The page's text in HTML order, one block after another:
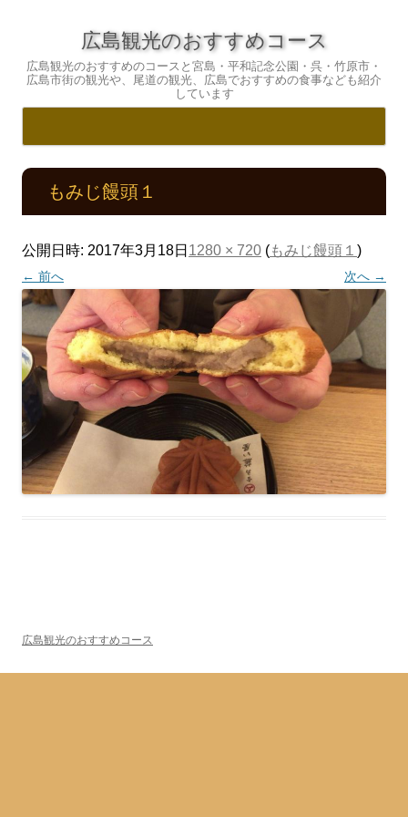
広島観光のおすすめコース
広島観光のおすすめのコースと宮島・平和記念公園・呉・竹原市・
広島市街の観光や、尾道の観光、広島でおすすめの食事なども紹介
しています
ン
へ
キ
ッ
もみじ饅頭１
公開日時: 2017年3月18日 1280 × 720 (もみじ饅頭１ )
← 前へ 次へ →
広島観光のおすすめコース